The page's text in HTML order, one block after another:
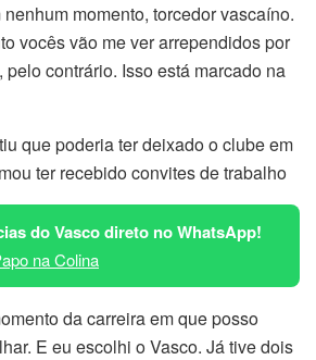
momento, torcedor vascaíno.
vocês vão me ver arrependidos por
pelo contrário. Isso está marcado na
que poderia ter deixado o clube em
ter recebido convites de trabalho
do Vasco direto no WhatsApp!
na Colina
da carreira em que posso
E eu escolhi o Vasco. Já tive dois